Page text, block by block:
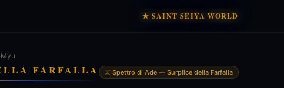
★ SAINT SEIYA WORLD
Myu
FARFALLA ☠️ Spettro di Ade — Surplice della Farfalla